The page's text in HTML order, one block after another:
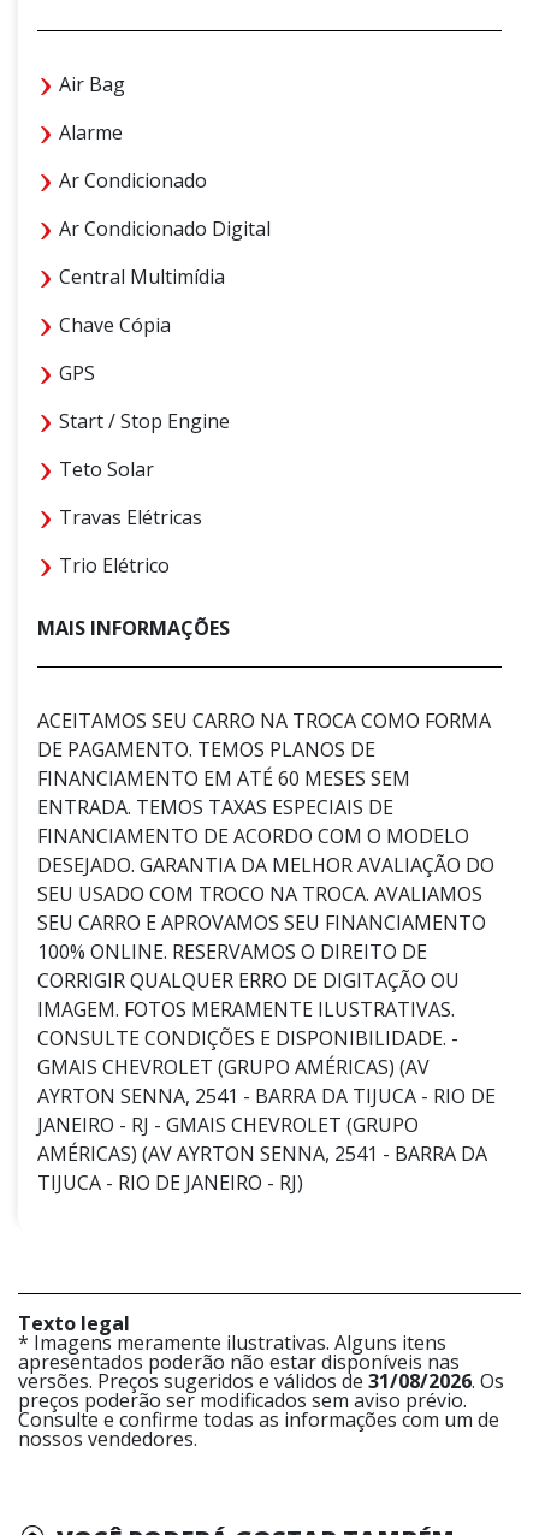
Air Bag
Alarme
Ar Condicionado
Ar Condicionado Digital
Central Multimídia
Chave Cópia
GPS
Start / Stop Engine
Teto Solar
Travas Elétricas
Trio Elétrico
MAIS INFORMAÇÕES
ACEITAMOS SEU CARRO NA TROCA COMO FORMA
DE PAGAMENTO. TEMOS PLANOS DE
FINANCIAMENTO EM ATÉ 60 MESES SEM
ENTRADA. TEMOS TAXAS ESPECIAIS DE
FINANCIAMENTO DE ACORDO COM O MODELO
DESEJADO. GARANTIA DA MELHOR AVALIAÇÃO DO
SEU USADO COM TROCO NA TROCA. AVALIAMOS
SEU CARRO E APROVAMOS SEU FINANCIAMENTO
100% ONLINE. RESERVAMOS O DIREITO DE
CORRIGIR QUALQUER ERRO DE DIGITAÇÃO OU
IMAGEM. FOTOS MERAMENTE ILUSTRATIVAS.
CONSULTE CONDIÇÕES E DISPONIBILIDADE. -
GMAIS CHEVROLET (GRUPO AMÉRICAS) (AV
AYRTON SENNA, 2541 - BARRA DA TIJUCA - RIO DE
JANEIRO - RJ - GMAIS CHEVROLET (GRUPO
AMÉRICAS) (AV AYRTON SENNA, 2541 - BARRA DA
TIJUCA - RIO DE JANEIRO - RJ)
Texto legal
* Imagens meramente ilustrativas. Alguns itens
apresentados poderão não estar disponíveis nas
versões. Preços sugeridos e válidos de 31/08/2026. Os
preços poderão ser modificados sem aviso prévio.
Consulte e confirme todas as informações com um de
nossos vendedores.